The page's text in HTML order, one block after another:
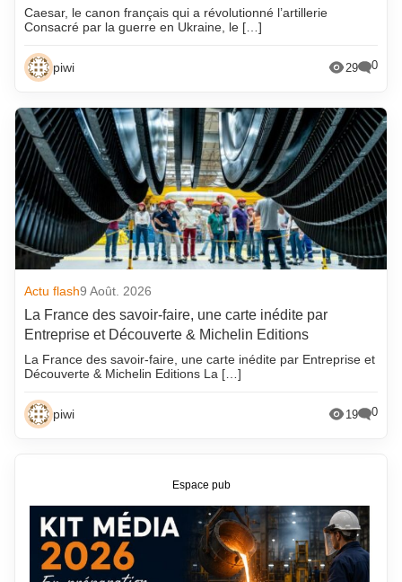
Caesar, le canon français qui a révolutionné l’artillerie
Consacré par la guerre en Ukraine, le […]
piwi 29 0
Actu flash9 Août. 2026
La France des savoir-faire, une carte inédite par
Entreprise et Découverte & Michelin Editions
La France des savoir-faire, une carte inédite par Entreprise et
Découverte & Michelin Editions La […]
piwi 19 0
Espace pub